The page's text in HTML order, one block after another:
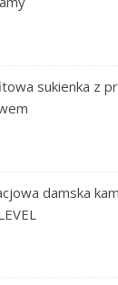
sukienka z
damska